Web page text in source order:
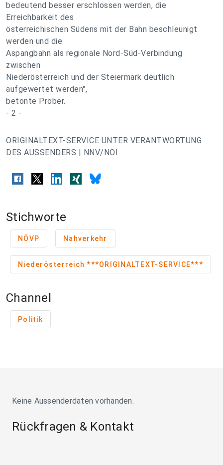
bedeutend besser erschlossen werden, die
Erreichbarkeit des
österreichischen Südens mit der Bahn beschleunigt
werden und die
Aspangbahn als regionale Nord-Süd-Verbindung
zwischen
Niederösterreich und der Steiermark deutlich
aufgewertet werden",
betonte Prober.
- 2 -
ORIGINALTEXT-SERVICE UNTER VERANTWORTUNG
DES AUSSENDERS | NNV/NÖI
Stichworte
NÖVP Nahverkehr
Niederösterreich ***ORIGINALTEXT-SERVICE***
Channel
Politik
Keine Aussenderdaten vorhanden.
Rückfragen & Kontakt